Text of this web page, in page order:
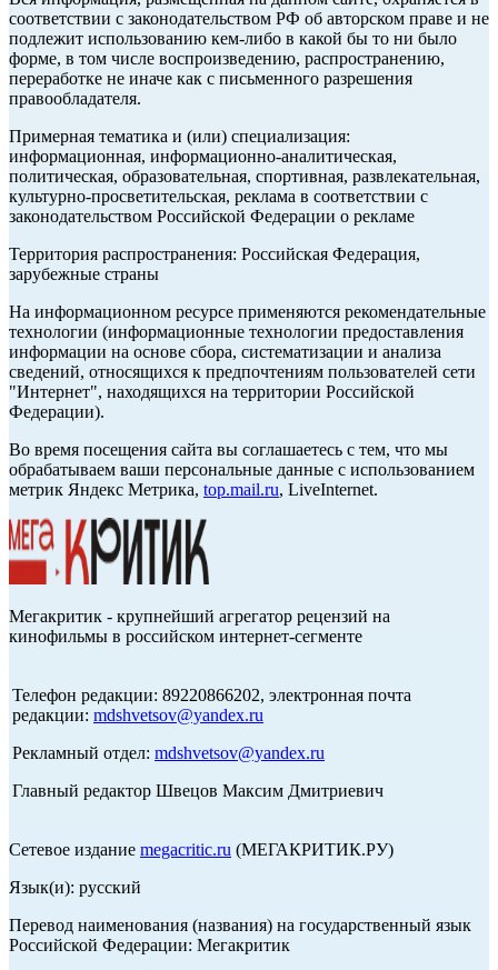
соответствии с законодательством РФ об авторском праве и не
подлежит использованию кем-либо в какой бы то ни было
форме, в том числе воспроизведению, распространению,
переработке не иначе как с письменного разрешения
правообладателя.
Примерная тематика и (или) специализация:
информационная, информационно-аналитическая,
политическая, образовательная, спортивная, развлекательная,
культурно-просветительская, реклама в соответствии с
законодательством Российской Федерации о рекламе
Территория распространения: Российская Федерация,
зарубежные страны
На информационном ресурсе применяются рекомендательные
технологии (информационные технологии предоставления
информации на основе сбора, систематизации и анализа
сведений, относящихся к предпочтениям пользователей сети
"Интернет", находящихся на территории Российской
Федерации).
Во время посещения сайта вы соглашаетесь с тем, что мы
обрабатываем ваши персональные данные с использованием
метрик Яндекс Метрика, top.mail.ru, LiveInternet.
Мегакритик - крупнейший агрегатор рецензий на
кинофильмы в российском интернет-сегменте
Телефон редакции: 89220866202, электронная почта
редакции: mdshvetsov@yandex.ru
Рекламный отдел: mdshvetsov@yandex.ru
Главный редактор Швецов Максим Дмитриевич
Сетевое издание megacritic.ru (МЕГАКРИТИК.РУ)
Язык(и): русский
Перевод наименования (названия) на государственный язык
Российской Федерации: Мегакритик